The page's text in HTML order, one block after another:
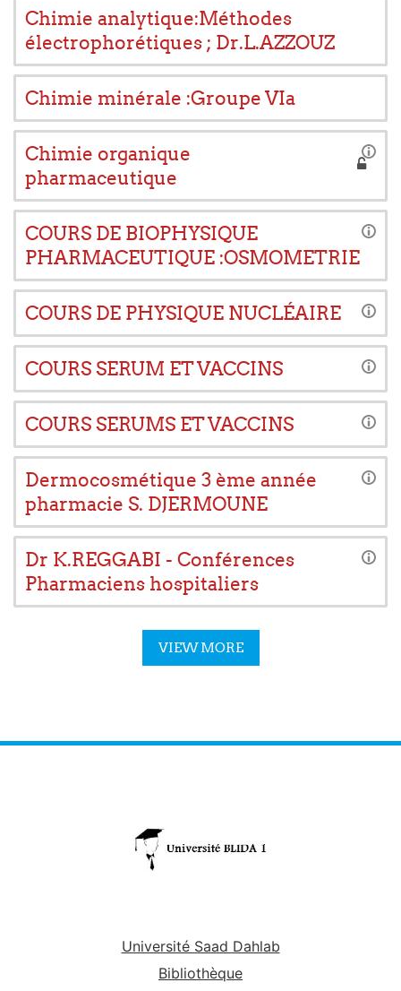
Chimie analytique:Méthodes
électrophorétiques ; Dr.L.AZZOUZ
Chimie minérale :Groupe VIa
Chimie organique
pharmaceutique
COURS DE BIOPHYSIQUE
PHARMACEUTIQUE :OSMOMETRIE
COURS DE PHYSIQUE NUCLÉAIRE
COURS SERUM ET VACCINS
COURS SERUMS ET VACCINS
Dermocosmétique 3 ème année
pharmacie S. DJERMOUNE
Dr K.REGGABI - Conférences
Pharmaciens hospitaliers
VIEW MORE
Université Saad Dahlab
Bibliothèque